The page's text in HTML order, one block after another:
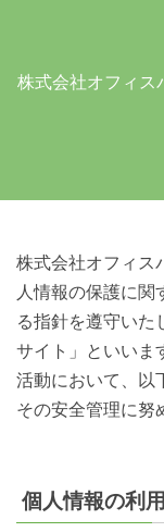
株式会社オフィス
株式会社オフィス
人情報の保護に
る指針を遵守いた
サイト」といいま
活動において、以
その安全管理に努
個人情報の利